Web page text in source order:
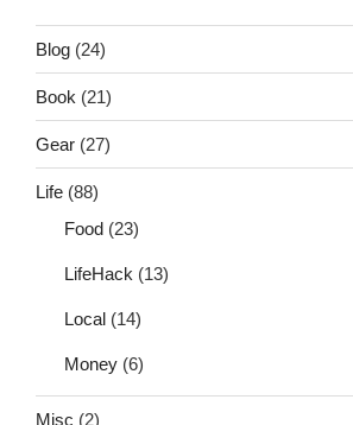
Blog (24)
Book (21)
Gear (27)
Life (88)
Food (23)
LifeHack (13)
Local (14)
Money (6)
Misc (2)